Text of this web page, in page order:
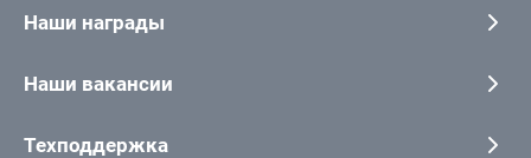
Наши награды
Наши вакансии
Техподдержка